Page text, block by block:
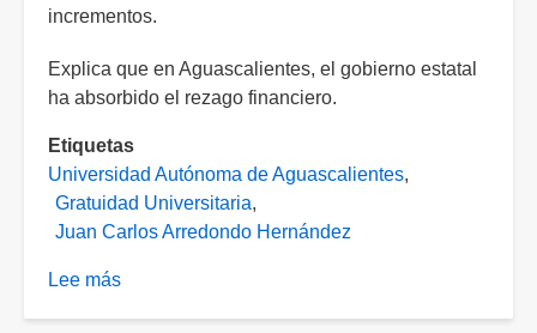
incrementos.
Explica que en Aguascalientes, el gobierno estatal
ha absorbido el rezago financiero.
Etiquetas
Universidad Autónoma de Aguascalientes
Gratuidad Universitaria
Juan Carlos Arredondo Hernández
Lee más